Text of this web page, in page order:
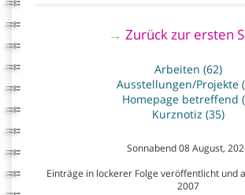
→ Zurück zur ersten
Arbeiten (62)
Ausstellungen/Projekte
Homepage betreffend
Kurznotiz (35)
Sonnabend 08 August,
Einträge in lockerer Folge veröffentlicht und
2007